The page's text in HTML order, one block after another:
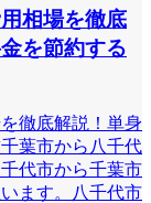
相場を徹底
を節約する
徹底解説！単身
葉市から八千代
代市から千葉市
ます。八千代市